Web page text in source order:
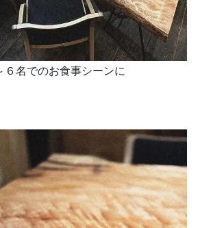
６名でのお食事シーンに